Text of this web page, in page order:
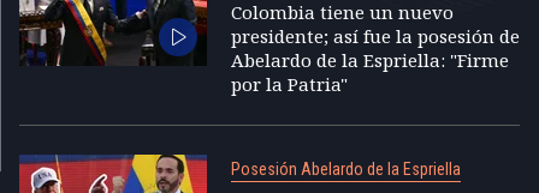
Colombia tiene un nuevo
presidente; así fue la posesión de
Abelardo de la Espriella: "Firme
por la Patria"
Posesión Abelardo de la Espriella